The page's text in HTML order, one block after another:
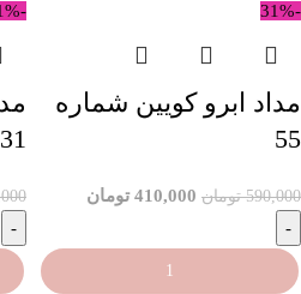
-31%
مداد ابرو کویین شماره
55
590,000 تومان 410,000 تومان
-31%
31